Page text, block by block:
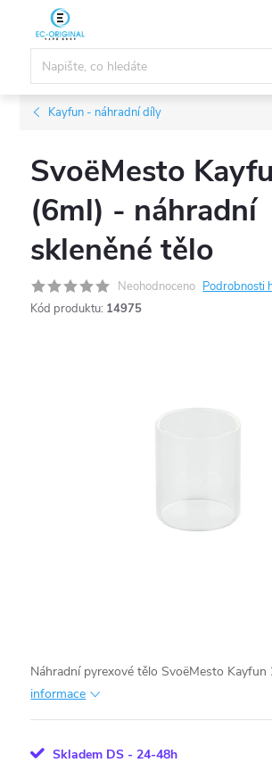
obsah
Kayfun - náhradní díly
SvoëMesto
(6ml) - náhradní
skleněné tělo
Neohodnoceno Podrobnosti
Kód produktu: 14975
Náhradní pyrexové tělo SvoëMesto Kayfun
informace
Skladem DS - 24-48h